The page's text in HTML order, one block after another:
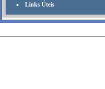
Links Úteis